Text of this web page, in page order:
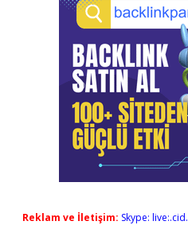
Reklam ve İletişim: Skype: